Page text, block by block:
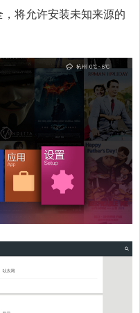
将允许安装未知来源的